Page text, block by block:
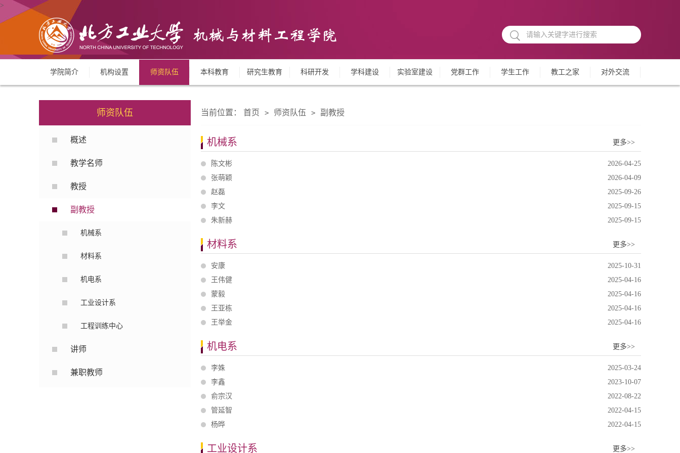
>
学院简介 机构设置 师资队伍 本科教育 研究生教育 科研开发 学科建设 实验室建设 党群工作 学生工作 教工之家 对外交流
师资队伍
概述
教学名师
教授
副教授
机械系
材料系
机电系
工业设计系
工程训练中心
讲师
兼职教师
当前位置： 首页 > 师资队伍 > 副教授
机械系 更多>>
2026-04-25
陈文彬
2026-04-09
张萌颖
2025-09-26
赵磊
2025-09-15
李文
2025-09-15
朱新赫
材料系 更多>>
2025-10-31
安康
2025-04-16
王伟健
2025-04-16
蒙毅
2025-04-16
王亚栋
2025-04-16
王举金
机电系 更多>>
2025-03-24
李姝
2023-10-07
李鑫
2022-08-22
俞宗汉
2022-04-15
管延智
2022-04-15
杨晔
工业设计系 更多>>